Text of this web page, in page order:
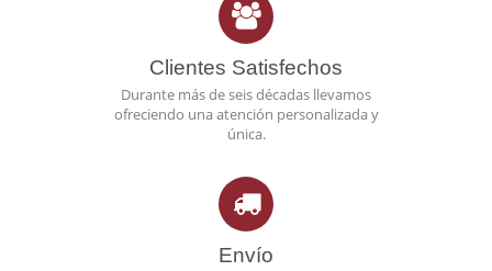
Clientes Satisfechos
Durante más de seis décadas llevamos
ofreciendo una atención personalizada y
única.
Envío